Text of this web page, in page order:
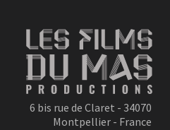
6 bis rue de Claret - 34070
Montpellier - France